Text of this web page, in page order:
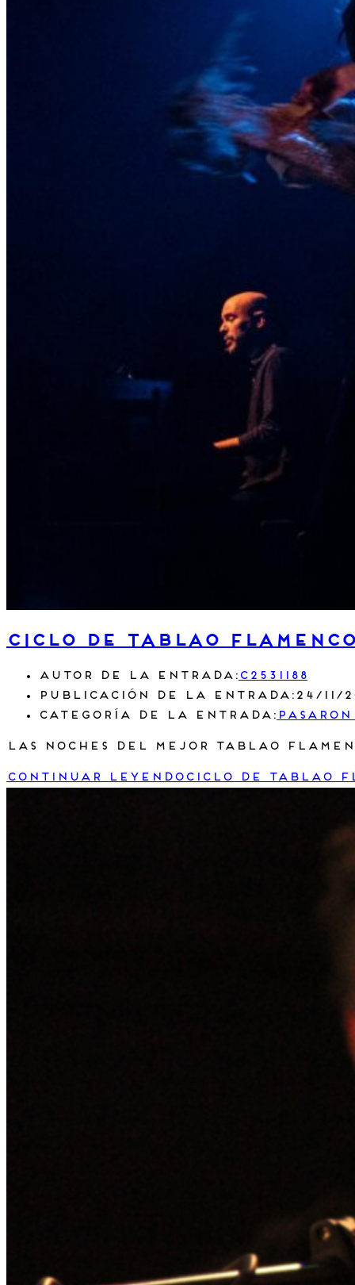
Ciclo de Tablao
Autor de la entrada: c2531188
Publicación de la entrada: 24/11/
Categoría de la entrada:
Las noches del mejor Tablao
Continuar leyendo Ciclo de Tablao